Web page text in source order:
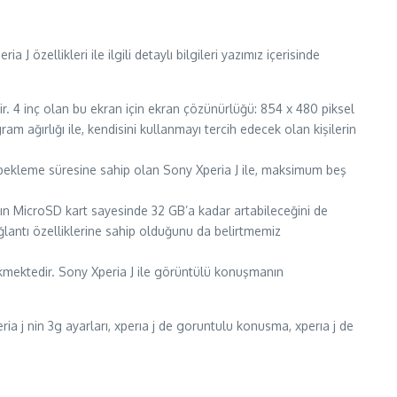
J özellikleri ile ilgili detaylı bilgileri yazımız içerisinde
4 inç olan bu ekran için ekran çözünürlüğü: 854 x 480 piksel
ağırlığı ile, kendisini kullanmayı tercih edecek olan kişilerin
süresine sahip olan Sony Xperia J ile, maksimum beş
MicroSD kart sayesinde 32 GB’a kadar artabileceğini de
özelliklerine sahip olduğunu da belirtmemiz
Sony Xperia J ile görüntülü konuşmanın
j nin 3g ayarları, xperıa j de goruntulu konusma, xperıa j de